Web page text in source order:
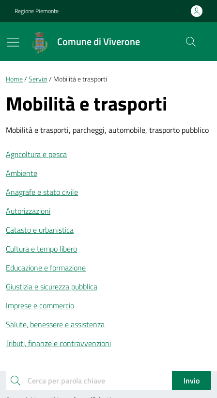
Regione Piemonte
Comune di Viverone
Briciole di pane
Home Servizi Mobilità e trasporti
Mobilità e trasporti
Mobilità e trasporti, parcheggi, automobile, trasporto pubblico
Agricoltura e pesca
Ambiente
Anagrafe e stato civile
Autorizzazioni
Catasto e urbanistica
Cultura e tempo libero
Educazione e formazione
Giustizia e sicurezza pubblica
Imprese e commercio
Salute, benessere e assistenza
Tributi, finanze e contravvenzioni
Esplora tutti i servizi
cerca
Invio